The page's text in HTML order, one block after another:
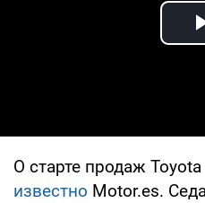
О старте продаж
известно Motor.es.